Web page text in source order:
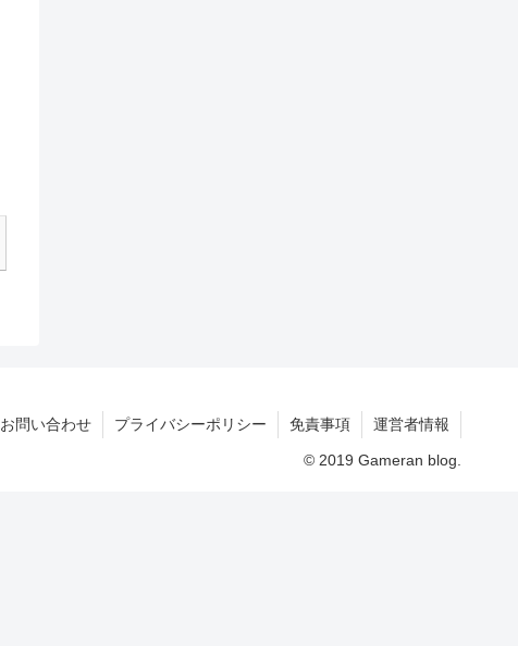
お問い合わせ プライバシーポリシー 免責事項 運営者情報
© 2019 Gameran blog.